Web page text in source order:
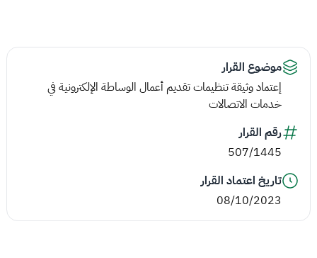
موضوع القرار
إعتماد وثيقة تنظيمات تقديم أعمال الوساطة الإلكترونية في
خدمات الاتصالات
رقم القرار
507/1445
تاريخ اعتماد القرار
08/10/2023